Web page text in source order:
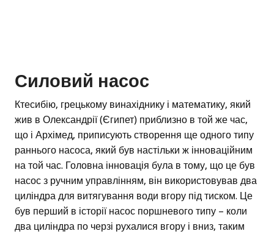
Силовий насос
Ктесибію, грецькому винахіднику і математику, який
жив в Олександрії (Єгипет) приблизно в той же час,
що і Архімед, приписують створення ще одного типу
раннього насоса, який був настільки ж інноваційним
на той час. Головна інновація була в тому, що це був
насос з ручним управлінням, він використовував два
циліндра для витягування води вгору під тиском. Це
був перший в історії насос поршневого типу – коли
два циліндра по черзі рухалися вгору і вниз, таким